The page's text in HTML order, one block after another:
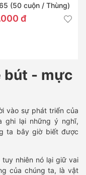
(50 cuộn / Thùng)
đ
bút - mực
vào sự phát triển của
ghi lại những ý nghĩ,
ta bây giờ biết được
nhiên nó lại giữ vai
của chúng ta, là vật